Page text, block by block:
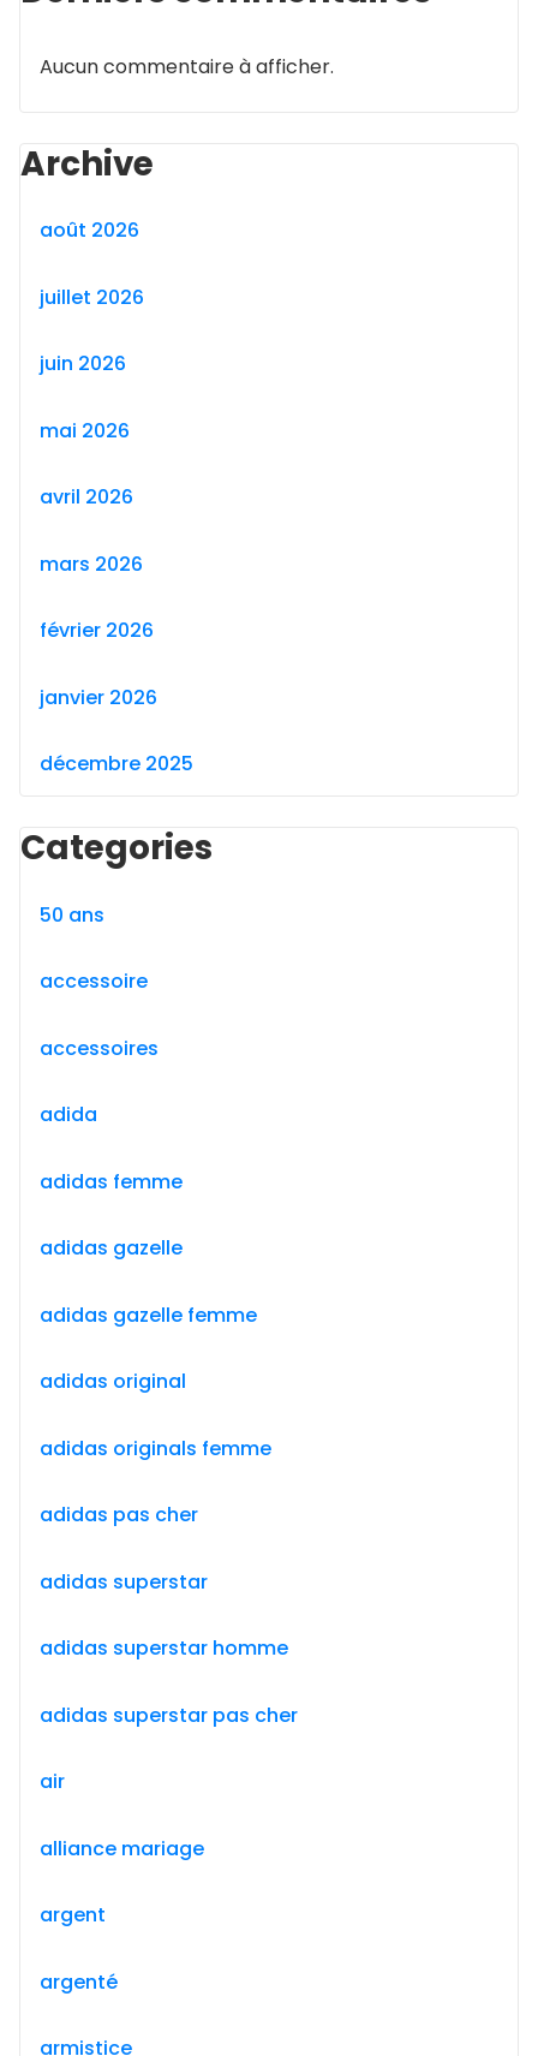
Aucun commentaire à afficher.
Archive
août 2026
juillet 2026
juin 2026
mai 2026
avril 2026
mars 2026
février 2026
janvier 2026
décembre 2025
Categories
50 ans
accessoire
accessoires
adida
adidas femme
adidas gazelle
adidas gazelle femme
adidas original
adidas originals femme
adidas pas cher
adidas superstar
adidas superstar homme
adidas superstar pas cher
air
alliance mariage
argent
argenté
armistice